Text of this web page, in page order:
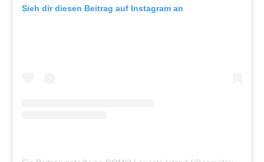
Sieh dir diesen Beitrag auf Instagram an